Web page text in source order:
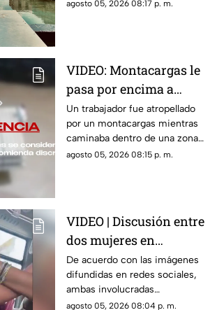
agosto 05, 2026 08:17 p. m.
VIDEO: Montacargas le
pasa por encima a
trabajador dentro de
una bodega
Un trabajador fue atropellado
por un montacargas mientras
caminaba dentro de una zona
de trabajo; cámaras de
agosto 05, 2026 08:15 p. m.
VIDEO | Discusión entre
dos mujeres en
transporte público
termina en jalones de
cabello
De acuerdo con las imágenes
difundidas en redes sociales,
ambas involucradas
comenzaron a intercambiar
agosto 05, 2026 08:04 p. m.